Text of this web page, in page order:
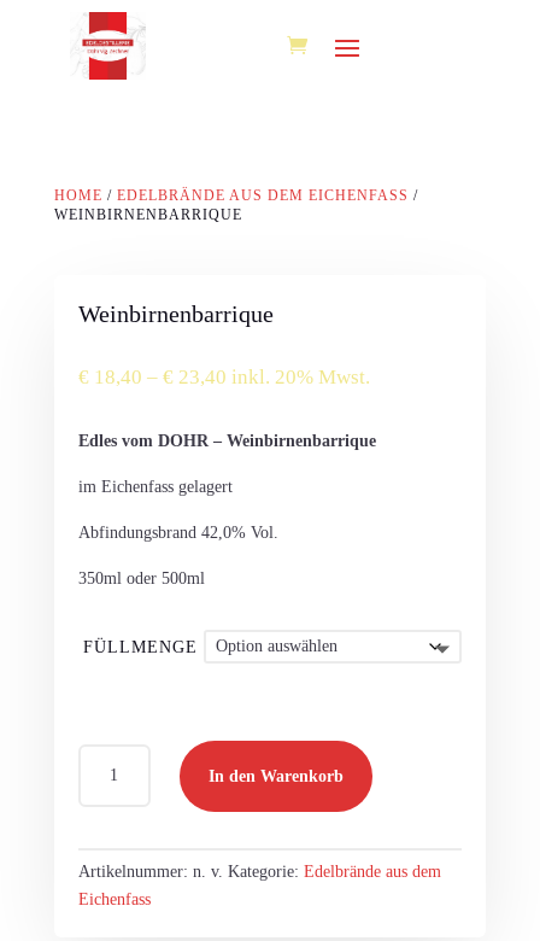
HOME / EDELBRÄNDE AUS DEM EICHENFASS /
WEINBIRNENBARRIQUE
Weinbirnenbarrique
€18,40 – €23,40Preisspanne:
bis
inkl. 20% Mwst.
Edles vom DOHR – Weinbirnenbarrique
im Eichenfass gelagert
Abfindungsbrand 42,0% Vol.
350ml oder 500ml
FÜLLMENGE
Weinbirnenbarrique
Menge
In den Warenkorb
Artikelnummer: n. v. Kategorie: Edelbrände aus dem
Eichenfass